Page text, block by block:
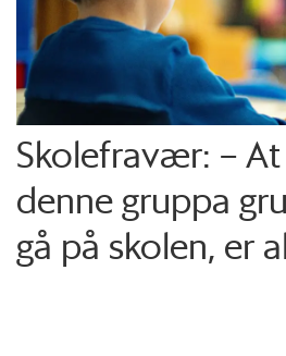
Skolefravær: – At
denne gruppa
gå på skolen, er